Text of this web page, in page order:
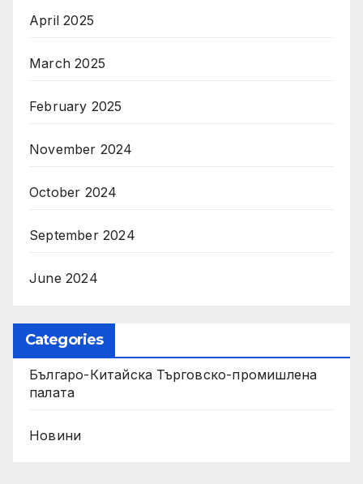
April 2025
March 2025
February 2025
November 2024
October 2024
September 2024
June 2024
Categories
Българо-Китайска Търговско-промишлена
палaта
Новини